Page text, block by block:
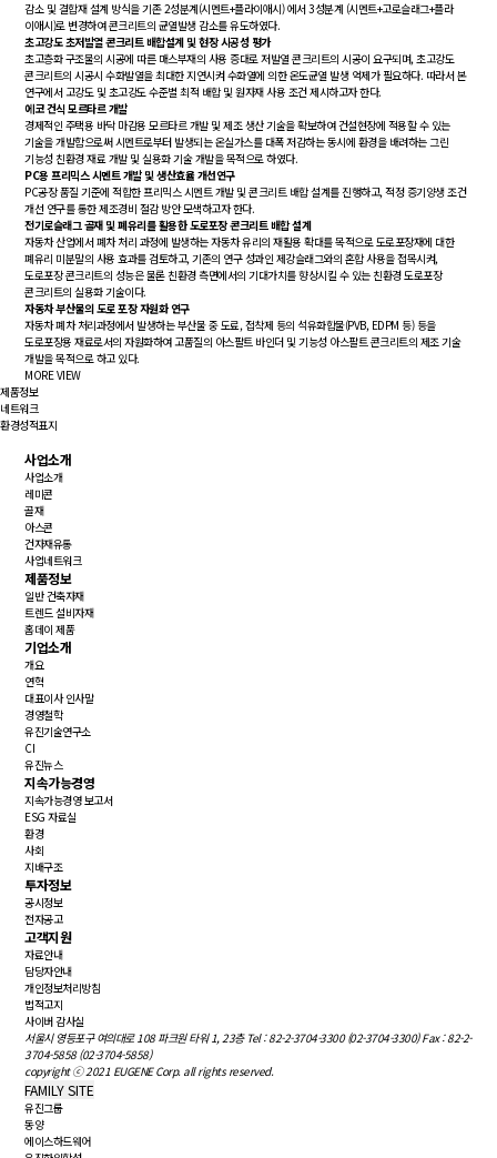
감소 및 결합재 설계 방식을 기존 2성분계(시멘트+플라이애시) 에서 3성분계 (시멘트+고로슬래그+플라
이애시)로 변경하여 콘크리트의 균열발생 감소를 유도하였다.
초고강도 초저발열 콘크리트 배합설계 및 현장 시공성 평가
초고층화 구조물의 시공에 따른 매스부재의 사용 증대로 저발열 콘크리트의 시공이 요구되며, 초고강도
콘크리트의 시공시 수화발열을 최대한 지연시켜 수화열에 의한 온도균열 발생 억제가 필요하다. 따라서 본
연구에서 고강도 및 초고강도 수준별 최적 배합 및 원자재 사용 조건 제시하고자 한다.
에코 건식 모르타르 개발
경제적인 주택용 바닥 마감용 모르타르 개발 및 제조 생산 기술을 확보하여 건설현장에 적용할 수 있는
기술을 개발함으로써 시멘트로부터 발생되는 온실가스를 대폭 저감하는 동시에 환경을 배려하는 그린
기능성 친환경 재료 개발 및 실용화 기술 개발을 목적으로 하였다.
PC용 프리믹스 시멘트 개발 및 생산효율 개선연구
PC공장 품질 기준에 적합한 프리믹스 시멘트 개발 및 콘크리트 배합 설계를 진행하고, 적정 증기양생 조건
개선 연구를 통한 제조경비 절감 방안 모색하고자 한다.
전기로슬래그 골재 및 폐유리를 활용한 도로포장 콘크리트 배합 설계
자동차 산업에서 폐차 처리 과정에 발생하는 자동차 유리의 재활용 확대를 목적으로 도로포장재에 대한
폐유리 미분말의 사용 효과를 검토하고, 기존의 연구 성과인 제강슬래그와의 혼합 사용을 접목시켜,
도로포장 콘크리트의 성능은 물론 친환경 측면에서의 기대가치를 향상시킬 수 있는 친환경 도로포장
콘크리트의 실용화 기술이다.
자동차 부산물의 도로 포장 자원화 연구
자동차 폐차 처리과정에서 발생하는 부산물 중 도료, 접착제 등의 석유화합물(PVB, EDPM 등) 등을
도로포장용 재료로서의 자원화하여 고품질의 아스팔트 바인더 및 기능성 아스팔트 콘크리트의 제조 기술
개발을 목적으로 하고 있다.
MORE VIEW
제품정보
네트워크
환경성적표지
사업소개
사업소개
레미콘
골재
아스콘
건자재유통
사업네트워크
제품정보
일반 건축자재
트렌드 설비자재
홈데이 제품
기업소개
개요
연혁
대표이사 인사말
경영철학
유진기술연구소
CI
유진뉴스
지속가능경영
지속가능경영 보고서
ESG 자료실
환경
사회
지배구조
투자정보
공시정보
전자공고
고객지원
자료안내
담당자안내
개인정보처리방침
법적고지
사이버 감사실
서울시 영등포구 여의대로 108 파크원 타워 1, 23층 Tel : 82-2-3704-3300 (02-3704-3300) Fax : 82-2-
3704-5858 (02-3704-5858)
copyright ⓒ 2021 EUGENE Corp. all rights reserved.
FAMILY SITE
유진그룹
동양
에이스하드웨어